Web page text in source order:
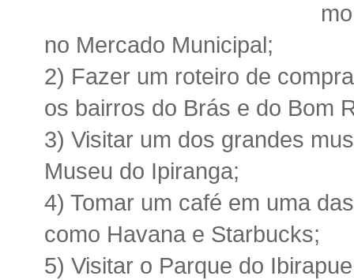
no Mercado Municipal;
2) Fazer um roteiro de
os bairros do Brás e do Bom
3) Visitar um dos grandes
Museu do Ipiranga;
4) Tomar um café em uma
como Havana e Starbucks;
5) Visitar o Parque do